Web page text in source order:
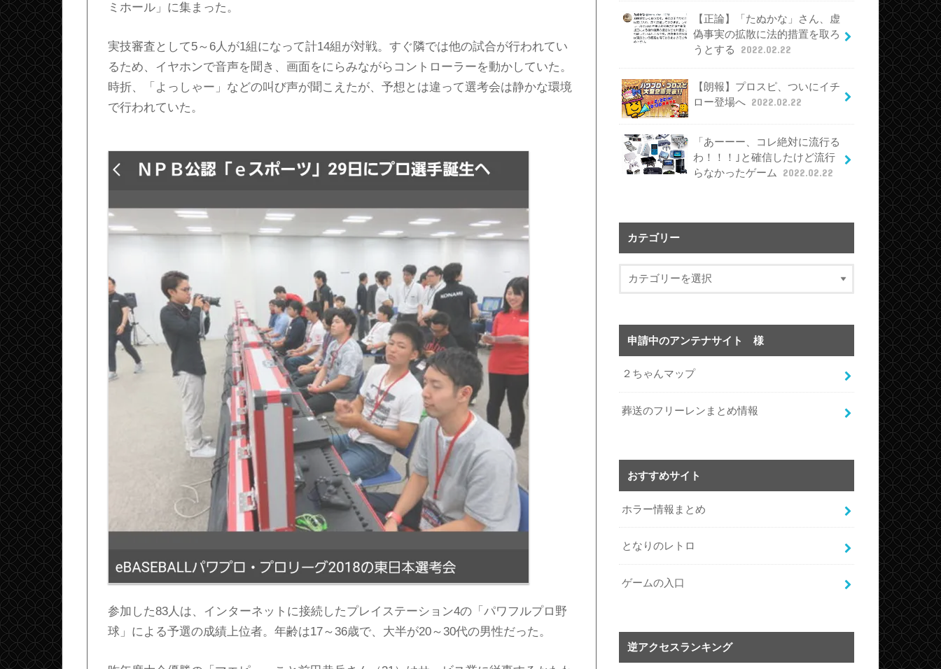
ミホール」に集まった。
実技審査として5～6人が1組になって計14組が対戦。すぐ隣では他の試合が行われてい
るため、イヤホンで音声を聞き、画面をにらみながらコントローラーを動かしていた。
時折、「よっしゃー」などの叫び声が聞こえたが、予想とは違って選考会は静かな環境
で行われていた。
参加した83人は、インターネットに接続したプレイステーション4の「パワフルプロ野
球」による予選の成績上位者。年齢は17～36歳で、大半が20～30代の男性だった。
【正論】「たぬかな」さん、虚
偽事実の拡散に法的措置を取ろ
うとする
2022.02.22
【朗報】プロスピ、ついにイチ
ロー登場へ 2022.02.22
「あーーー、コレ絶対に流行る
わ！！！｣と確信したけど流行
らなかったゲーム
2022.02.22
カテゴリー
申請中のアンテナサイト 様
２ちゃんマップ
葬送のフリーレンまとめ情報
おすすめサイト
ホラー情報まとめ
となりのレトロ
ゲームの入口
逆アクセスランキング